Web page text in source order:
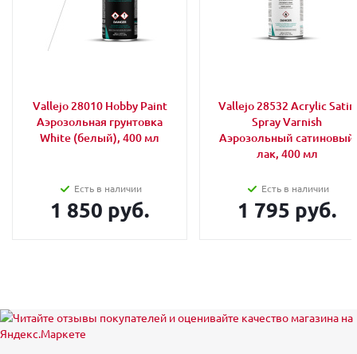
Vallejo 28010 Hobby Paint
Аэрозольная грунтовка
White (белый), 400 мл
Есть в наличии
1 850 руб.
Vallejo 28532 Acrylic Satin
Spray Varnish
Аэрозольный сатиновый
лак, 400 мл
Есть в наличии
1 795 руб.